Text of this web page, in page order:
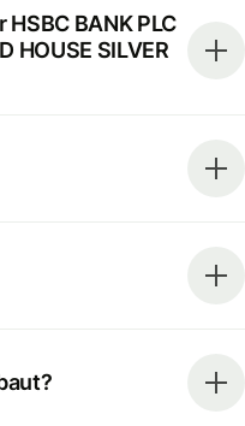
BANK PLC
HOUSE SILVER